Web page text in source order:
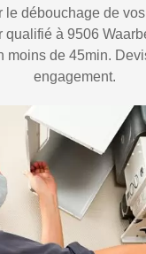
le débouchage de
qualifié à 9506
moins de 45min.
engagement.